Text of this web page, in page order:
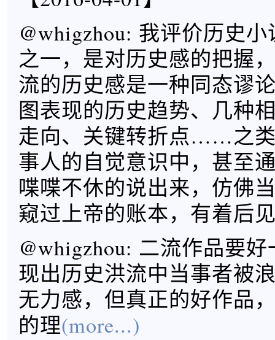
@whigzhou: 我评价历史
之一，是对历史感的把握
流的历史感是一种同态谬
图表现的历史趋势、几种
走向、关键转折点……之
事人的自觉意识中，甚至
喋喋不休的说出来，仿佛
窥过上帝的账本，有着后
@whigzhou: 二流作品要
现出历史洪流中当事者被
无力感，但真正的好作品
的理(more...)